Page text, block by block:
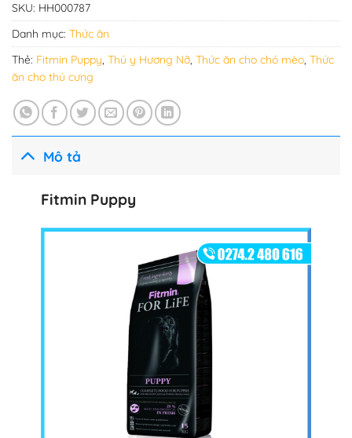
SKU: HH000787
Danh mục: Thức ăn
Thẻ: Fitmin Puppy, Thú y Hương Nỡ, Thức ăn cho chó mèo, Thức
ăn cho thú cưng
Mô tả
Fitmin Puppy